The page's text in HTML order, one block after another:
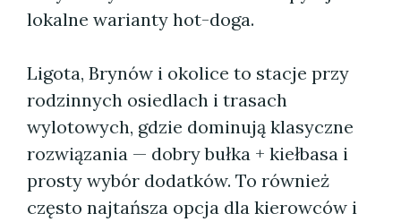
lokalne warianty hot-doga.
Ligota, Brynów i okolice to stacje przy
rodzinnych osiedlach i trasach
wylotowych, gdzie dominują klasyczne
rozwiązania — dobry bułka + kiełbasa i
prosty wybór dodatków. To również
często najtańsza opcja dla kierowców i